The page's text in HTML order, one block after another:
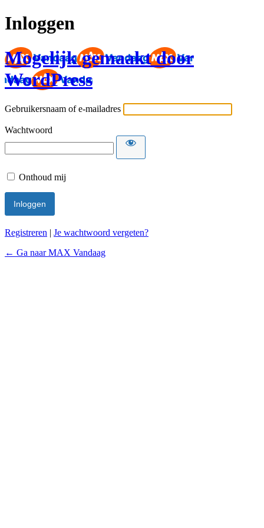
Inloggen
Mogelijk gemaakt door
WordPress
Gebruikersnaam of e-mailadres
Wachtwoord
Onthoud mij
Registreren | Je wachtwoord vergeten?
← Ga naar MAX Vandaag